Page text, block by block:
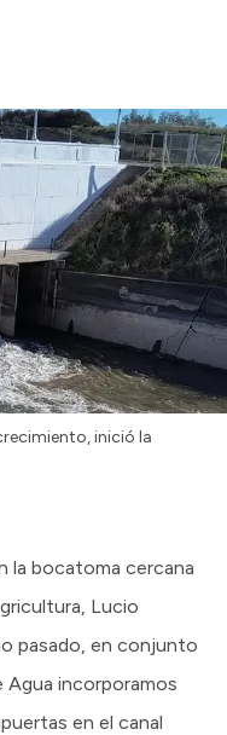
inició la
la bocatoma cercana
Lucio
pasado, en conjunto
Agua incorporamos
en el canal